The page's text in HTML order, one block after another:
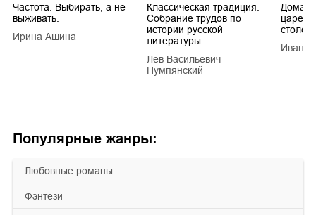
Популярные жанры:
любовные романы
фэнтези
Частота. Выбирать, а не
выживать.
Ирина Ашина
Классическая традиция.
Собрание трудов по
истории русской
литературы
Лев Васильевич
Пумпянский
царей
Иван